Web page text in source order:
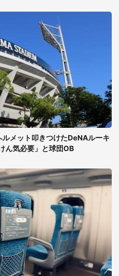
メット叩きつけたDeNAルーキ
ん気必要」と球団OB